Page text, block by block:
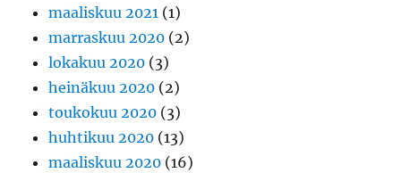
maaliskuu 2021 (1)
marraskuu 2020 (2)
lokakuu 2020 (3)
heinäkuu 2020 (2)
toukokuu 2020 (3)
huhtikuu 2020 (13)
maaliskuu 2020 (16)